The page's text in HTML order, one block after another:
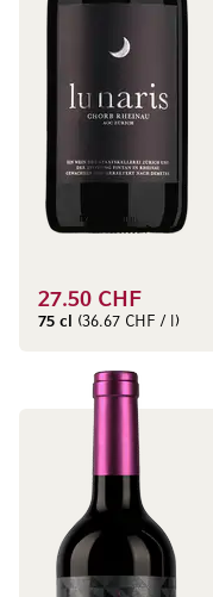
27.50 CHF
75 cl (36.67 CHF / l)